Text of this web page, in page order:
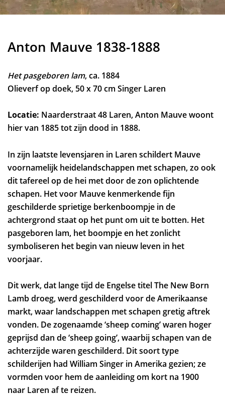
Anton Mauve 1838-1888
Het pasgeboren lam, ca. 1884
Olieverf op doek, 50 x 70 cm Singer Laren
Locatie: Naarderstraat 48 Laren, Anton Mauve woont
hier van 1885 tot zijn dood in 1888.
In zijn laatste levensjaren in Laren schildert Mauve
voornamelijk heidelandschappen met schapen, zo ook
dit tafereel op de hei met door de zon oplichtende
schapen. Het voor Mauve kenmerkende fijn
geschilderde sprietige berkenboompje in de
achtergrond staat op het punt om uit te botten. Het
pasgeboren lam, het boompje en het zonlicht
symboliseren het begin van nieuw leven in het
voorjaar.
Dit werk, dat lange tijd de Engelse titel The New Born
Lamb droeg, werd geschilderd voor de Amerikaanse
markt, waar landschappen met schapen gretig aftrek
vonden. De zogenaamde ‘sheep coming’ waren hoger
geprijsd dan de ‘sheep going’, waarbij schapen van de
achterzijde waren geschilderd. Dit soort type
schilderijen had William Singer in Amerika gezien; ze
vormden voor hem de aanleiding om kort na 1900
naar Laren af te reizen.